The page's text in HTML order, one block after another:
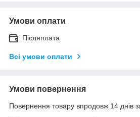
Умови оплати
Післяплата
Всі умови оплати
Умови повернення
Повернення товару впродовж 14 днів